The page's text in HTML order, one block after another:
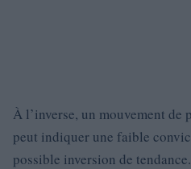
À l’inverse, un mouvement
peut indiquer une faible
possible inversion de